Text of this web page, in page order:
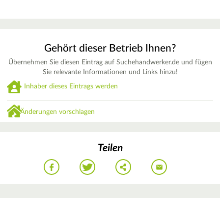
Gehört dieser Betrieb Ihnen?
Übernehmen Sie diesen Eintrag auf Suchehandwerker.de und fügen
Sie relevante Informationen und Links hinzu!
Inhaber dieses Eintrags werden
Änderungen vorschlagen
Teilen